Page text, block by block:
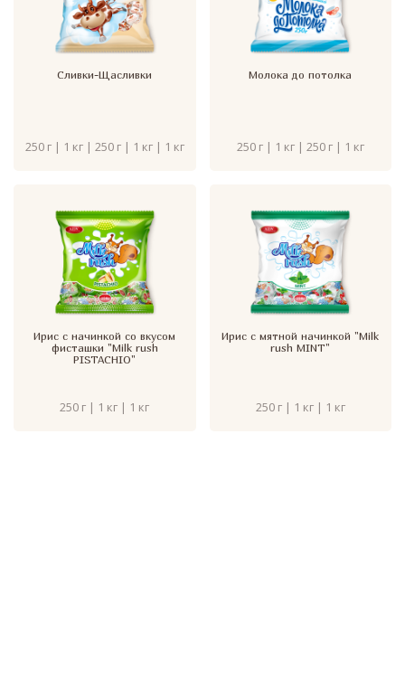
Сливки-Щасливки
250 г | 1 кг | 250 г | 1 кг | 1 кг
Молока до потолка
250 г | 1 кг | 250 г | 1 кг
Ирис с начинкой со вкусом
фисташки "Milk rush
PISTACHIO"
250 г | 1 кг | 1 кг
Ирис с мятной начинкой "Milk
rush MINT"
250 г | 1 кг | 1 кг